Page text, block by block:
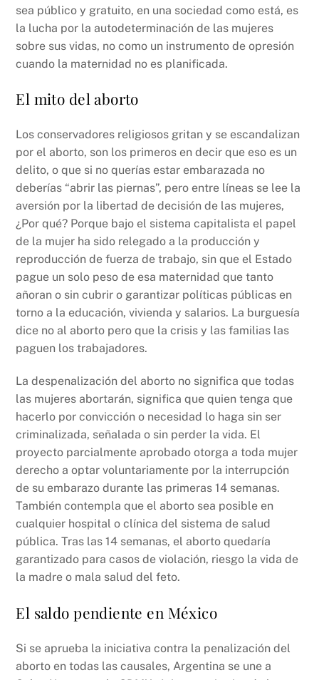
sea público y gratuito, en una sociedad como está, es
la lucha por la autodeterminación de las mujeres
sobre sus vidas, no como un instrumento de opresión
cuando la maternidad no es planificada.
El mito del aborto
Los conservadores religiosos gritan y se escandalizan
por el aborto, son los primeros en decir que eso es un
delito, o que si no querías estar embarazada no
deberías “abrir las piernas”, pero entre líneas se lee la
aversión por la libertad de decisión de las mujeres,
¿Por qué? Porque bajo el sistema capitalista el papel
de la mujer ha sido relegado a la producción y
reproducción de fuerza de trabajo, sin que el Estado
pague un solo peso de esa maternidad que tanto
añoran o sin cubrir o garantizar políticas públicas en
torno a la educación, vivienda y salarios. La burguesía
dice no al aborto pero que la crisis y las familias las
paguen los trabajadores.
La despenalización del aborto no significa que todas
las mujeres abortarán, significa que quien tenga que
hacerlo por convicción o necesidad lo haga sin ser
criminalizada, señalada o sin perder la vida. El
proyecto parcialmente aprobado otorga a toda mujer
derecho a optar voluntariamente por la interrupción
de su embarazo durante las primeras 14 semanas.
También contempla que el aborto sea posible en
cualquier hospital o clínica del sistema de salud
pública. Tras las 14 semanas, el aborto quedaría
garantizado para casos de violación, riesgo la vida de
la madre o mala salud del feto.
El saldo pendiente en México
Si se aprueba la iniciativa contra la penalización del
aborto en todas las causales, Argentina se une a